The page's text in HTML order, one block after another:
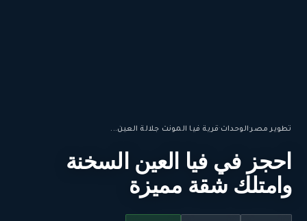
تطوير مصر·الوحدات·قرية فيا المونت جلالة العين...
احجز في فيا العين السخنة
وامتلك شقة مميزة